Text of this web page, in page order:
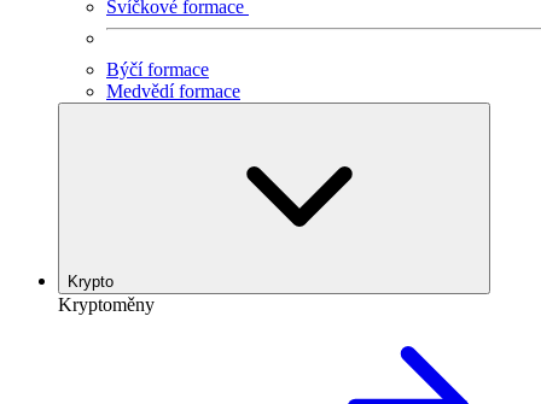
Svíčkové formace
Býčí formace
Medvědí formace
Krypto
Kryptoměny